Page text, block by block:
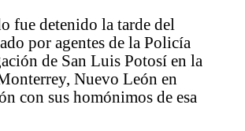
fue detenido la tarde del
por agentes de la Policía
de San Luis Potosí en la
Nuevo León en
con sus homónimos de esa